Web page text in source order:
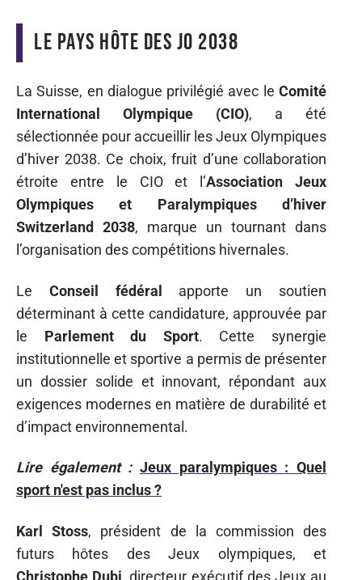
Le pays hôte des JO 2038
La Suisse, en dialogue privilégié avec le Comité
International Olympique (CIO), a été
sélectionnée pour accueillir les Jeux Olympiques
d’hiver 2038. Ce choix, fruit d’une collaboration
étroite entre le CIO et l’Association Jeux
Olympiques et Paralympiques d’hiver
Switzerland 2038, marque un tournant dans
l’organisation des compétitions hivernales.
Le Conseil fédéral apporte un soutien
déterminant à cette candidature, approuvée par
le Parlement du Sport. Cette synergie
institutionnelle et sportive a permis de présenter
un dossier solide et innovant, répondant aux
exigences modernes en matière de durabilité et
d’impact environnemental.
Lire également : Jeux paralympiques : Quel
sport n'est pas inclus ?
Karl Stoss, président de la commission des
futurs hôtes des Jeux olympiques, et
Christophe Dubi , directeur exécutif des Jeux au